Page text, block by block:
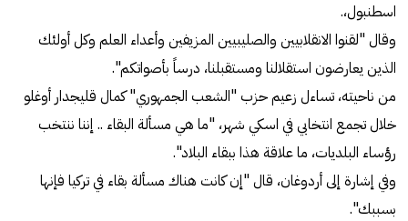
اسطنبول،.
وقال "لقنوا الانقلابيين والصليبيين المزيفين وأعداء العلم وكل أولئك
الذين يعارضون استقلالنا ومستقبلنا، درساً بأصواتكم".
من ناحيته، تساءل زعيم حزب "الشعب الجمهوري" كمال قليجدار أوغلو
خلال تجمع انتخابي في اسكي شهر، "ما هي مسألة البقاء .. إننا ننتخب
رؤساء البلديات، ما علاقة هذا ببقاء البلاد".
وفي إشارة إلى أردوغان، قال "إن كانت هناك مسألة بقاء في تركيا فإنها
بسببك".